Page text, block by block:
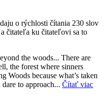
o rýchlosti čítania 230 slov
čitateľa ku čitateľovi sa to
the woods... There are
the forest where sinners
Woods because what’s taken
to approach... Čítať viac